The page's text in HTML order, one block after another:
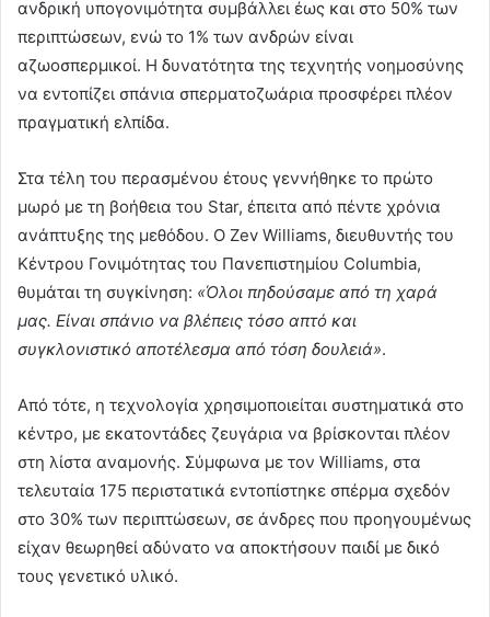
ανδρική υπογονιμότητα συμβάλλει έως και στο 50% των
περιπτώσεων, ενώ το 1% των ανδρών είναι
αζωοσπερμικοί. Η δυνατότητα της τεχνητής νοημοσύνης
να εντοπίζει σπάνια σπερματοζωάρια προσφέρει πλέον
πραγματική ελπίδα.
Στα τέλη του περασμένου έτους γεννήθηκε το πρώτο
μωρό με τη βοήθεια του Star, έπειτα από πέντε χρόνια
ανάπτυξης της μεθόδου. Ο Zev Williams, διευθυντής του
Κέντρου Γονιμότητας του Πανεπιστημίου Columbia,
θυμάται τη συγκίνηση: «Όλοι πηδούσαμε από τη χαρά
μας. Είναι σπάνιο να βλέπεις τόσο απτό και
συγκλονιστικό αποτέλεσμα από τόση δουλειά».
Από τότε, η τεχνολογία χρησιμοποιείται συστηματικά στο
κέντρο, με εκατοντάδες ζευγάρια να βρίσκονται πλέον
στη λίστα αναμονής. Σύμφωνα με τον Williams, στα
τελευταία 175 περιστατικά εντοπίστηκε σπέρμα σχεδόν
στο 30% των περιπτώσεων, σε άνδρες που προηγουμένως
είχαν θεωρηθεί αδύνατο να αποκτήσουν παιδί με δικό
τους γενετικό υλικό.